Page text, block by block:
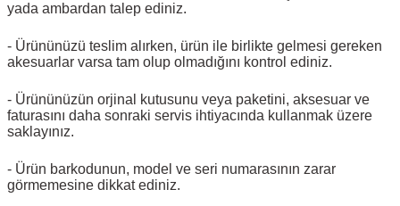
yada ambardan talep ediniz.
- Ürününüzü teslim alırken, ürün ile birlikte gelmesi gereken
akesuarlar varsa tam olup olmadığını kontrol ediniz.
- Ürününüzün orjinal kutusunu veya paketini, aksesuar ve
faturasını daha sonraki servis ihtiyacında kullanmak üzere
saklayınız.
- Ürün barkodunun, model ve seri numarasının zarar
görmemesine dikkat ediniz.